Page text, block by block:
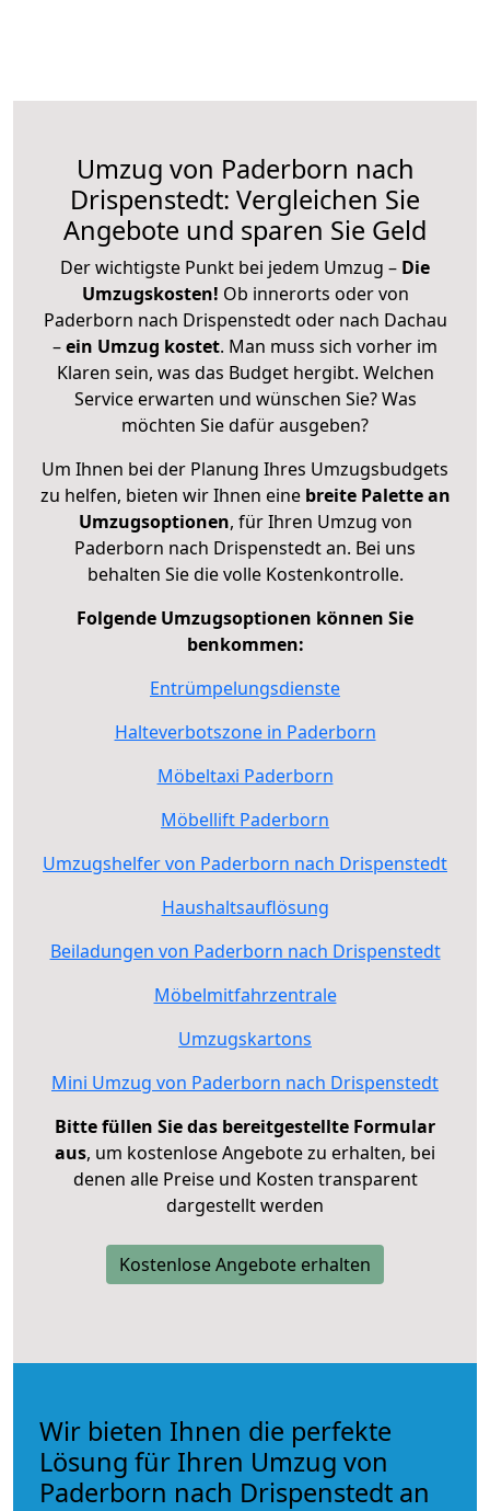
Umzug von Paderborn nach
Drispenstedt: Vergleichen Sie
Angebote und sparen Sie Geld
Der wichtigste Punkt bei jedem Umzug – Die
Umzugskosten! Ob innerorts oder von
Paderborn nach Drispenstedt oder nach Dachau
–ein Umzug kostet. Man muss sich vorher im
Klaren sein, was das Budget hergibt. Welchen
Service erwarten und wünschen Sie? Was
möchten Sie dafür ausgeben?
Um Ihnen bei der Planung Ihres Umzugsbudgets
zu helfen, bieten wir Ihnen eine breite Palette an
Umzugsoptionen, für Ihren Umzug von
Paderborn nach Drispenstedt an. Bei uns
behalten Sie die volle Kostenkontrolle.
Folgende Umzugsoptionen können Sie
benkommen:
Entrümpelungsdienste
Halteverbotszone in Paderborn
Möbeltaxi Paderborn
Möbellift Paderborn
Umzugshelfer von Paderborn nach Drispenstedt
Haushaltsauflösung
Beiladungen von Paderborn nach Drispenstedt
Möbelmitfahrzentrale
Umzugskartons
Mini Umzug von Paderborn nach Drispenstedt
Bitte füllen Sie das bereitgestellte Formular
aus, um kostenlose Angebote zu erhalten, bei
denen alle Preise und Kosten transparent
dargestellt werden
Kostenlose Angebote erhalten
Wir bieten Ihnen die perfekte
Lösung für Ihren Umzug von
Paderborn nach Drispenstedt an